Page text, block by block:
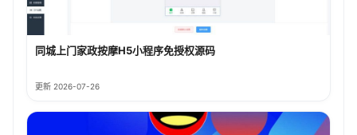
同城上门家政按摩H5小程序免授权源码
更新 2026-07-26